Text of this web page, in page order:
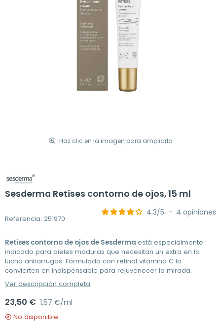
Haz clic en la imagen para ampliarla
Sesderma Retises contorno de ojos, 15 ml
Referencia: 251970
4.3/5 - 4 opiniones
Retises contorno de ojos de Sesderma está especialmente
indicado para pieles maduras que necesitan un extra en la
lucha antiarrugas. Formulado con retinol vitamina C lo
convierten en indispensable para rejuvenecer la mirada.
Ver descripción completa
23,50 € 1,57 €/ml
No disponible